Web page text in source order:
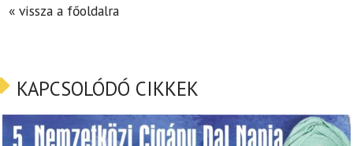
« vissza a főoldalra
KAPCSOLÓDÓ CIKKEK